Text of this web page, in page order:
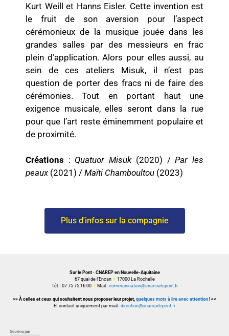
Kurt Weill et Hanns Eisler. Cette invention est
le fruit de son aversion pour l’aspect
cérémonieux de la musique jouée dans les
grandes salles par des messieurs en frac
plein d’application. Alors pour elles aussi, au
sein de ces ateliers Misuk, il n’est pas
question de porter des fracs ni de faire des
cérémonies. Tout en portant haut une
exigence musicale, elles seront dans la rue
pour que l’art reste éminemment populaire et
de proximité.
Créations : Quatuor Misuk(2020) /Par les
peaux (2021) / Maïti Chamboultou (2023)
Plus d'infos sur la compagnie
Sur le Pont · CNAREP en Nouvelle-Aquitaine
67 quai de l’Encan
17000 La Rochelle
Tél. : 07 75 75 16 00
Mail : communication@cnarsurlepont.fr
>> À celles et ceux qui souhaitent nous proposer leur projet, quelques mots à lire avec attention ! <<
Et contact uniquement par mail : direction@cnarsurlepont.fr